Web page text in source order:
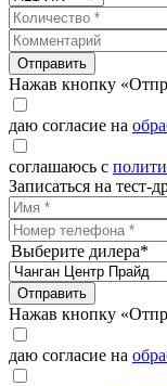
Отправить
Нажав кнопку
даю согласие на
соглашаюсь с
Записаться на тест-
Выберите дилера*
Отправить
Нажав кнопку
даю согласие на